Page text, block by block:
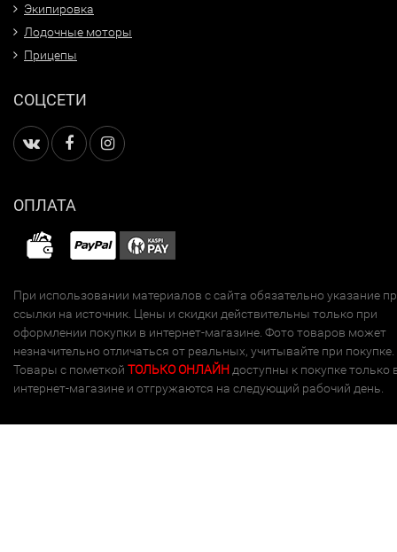
Экипировка
Лодочные моторы
Прицепы
СОЦСЕТИ
ОПЛАТА
При использовании материалов с сайта обязательно указание
ссылки на источник. Цены и скидки действительны только при
оформлении покупки в интернет-магазине. Фото товаров может
незначительно отличаться от реальных, учитывайте при покупке.
Товары с пометкой ТОЛЬКО ОНЛАЙН доступны к покупке только
интернет-магазине и отгружаются на следующий рабочий день.